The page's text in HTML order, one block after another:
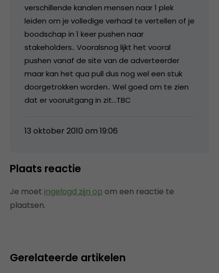
verschillende kanalen mensen naar 1 plek
leiden om je volledige verhaal te vertellen of je
boodschap in 1 keer pushen naar
stakeholders.. Vooralsnog lijkt het vooral
pushen vanaf de site van de adverteerder
maar kan het qua pull dus nog wel een stuk
doorgetrokken worden.. Wel goed om te zien
dat er vooruitgang in zit…TBC
13 oktober 2010 om 19:06
Plaats reactie
Je moet ingelogd zijn op om een reactie te
plaatsen.
Gerelateerde artikelen